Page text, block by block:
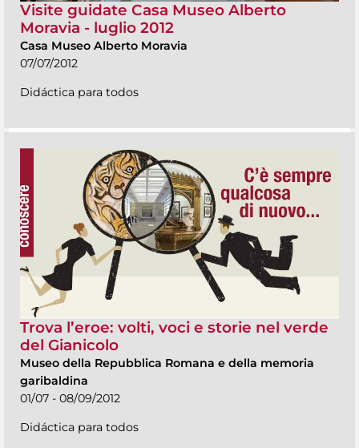
Visite guidate Casa Museo Alberto
Moravia - luglio 2012
Casa Museo Alberto Moravia
07/07/2012
Didáctica para todos
Trova l’eroe: volti, voci e storie nel verde
del Gianicolo
Museo della Repubblica Romana e della memoria
garibaldina
01/07 - 08/09/2012
Didáctica para todos